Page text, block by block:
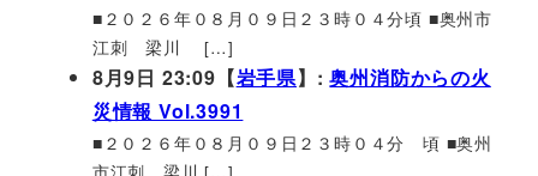
■２０２６年０８月０９日２３時０４分頃 ■奥州市
江刺 梁川 […]
8月9日 23:09【岩手県】:奥州消防からの火
災情報 Vol.3991
■２０２６年０８月０９日２３時０４分 頃 ■奥州